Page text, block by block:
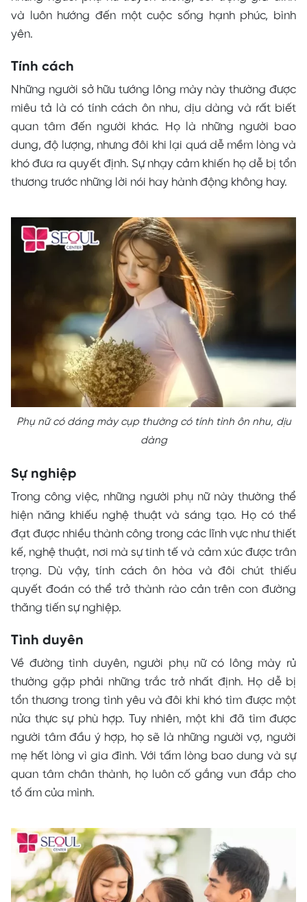
và luôn hướng đến một cuộc sống hạnh phúc, bình
yên.
Tính cách
Những người sở hữu tướng lông mày này thường được
miêu tả là có tính cách ôn nhu, dịu dàng và rất biết
quan tâm đến người khác. Họ là những người bao
dung, độ lượng, nhưng đôi khi lại quá dễ mềm lòng và
khó đưa ra quyết định. Sự nhạy cảm khiến họ dễ bị tổn
thương trước những lời nói hay hành động không hay.
Phụ nữ có dáng mày cụp thường có tính tình ôn nhu, dịu
dàng
Sự nghiệp
Trong công việc, những người phụ nữ này thường thể
hiện năng khiếu nghệ thuật và sáng tạo. Họ có thể
đạt được nhiều thành công trong các lĩnh vực như thiết
kế, nghệ thuật, nơi mà sự tinh tế và cảm xúc được trân
trọng. Dù vậy, tính cách ôn hòa và đôi chút thiếu
quyết đoán có thể trở thành rào cản trên con đường
thăng tiến sự nghiệp.
Tình duyên
Về đường tình duyên, người phụ nữ có lông mày rủ
thường gặp phải những trắc trở nhất định. Họ dễ bị
tổn thương trong tình yêu và đôi khi khó tìm được một
nửa thực sự phù hợp. Tuy nhiên, một khi đã tìm được
người tâm đầu ý hợp, họ sẽ là những người vợ, người
mẹ hết lòng vì gia đình. Với tấm lòng bao dung và sự
quan tâm chân thành, họ luôn cố gắng vun đắp cho
tổ ấm của mình.